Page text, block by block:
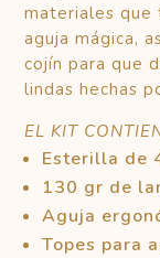
materiales que
aguja mágica,
cojín para que
lindas hechas
EL KIT
Esterilla de
130 gr de
Aguja
Topes para